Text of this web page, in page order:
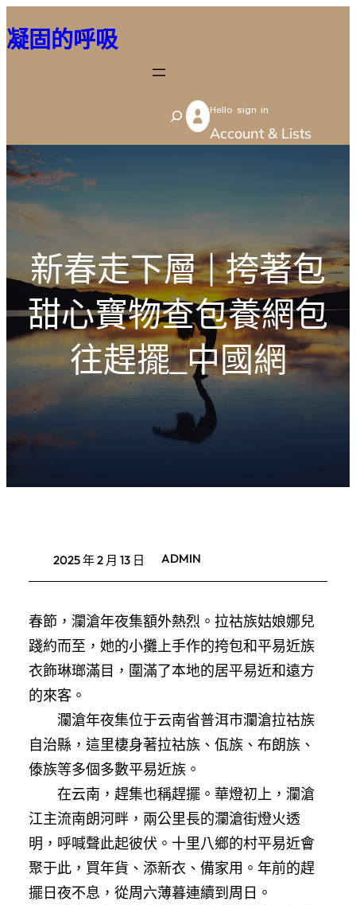
至
容
凝固的呼吸
S
e
Hello sign in
Account & Lists
新春走下層 | 挎著包
甜心寶物查包養網包
往趕擺_中國網
2025 年 2 月 13 日 ADMIN
春節，瀾滄年夜集額外熱烈。拉祜族姑娘娜兒
踐約而至，她的小攤上手作的挎包和平易近族
衣飾琳瑯滿目，圍滿了本地的居平易近和遠方
的來客。
瀾滄年夜集位于云南省普洱市瀾滄拉祜族
自治縣，這里棲身著拉祜族、佤族、布朗族、
傣族等多個多數平易近族。
在云南，趕集也稱趕擺。華燈初上，瀾滄
江主流南朗河畔，兩公里長的瀾滄街燈火透
明，呼喊聲此起彼伏。十里八鄉的村平易近會
聚于此，買年貨、添新衣、備家用。年前的趕
擺日夜不息，從周六薄暮連續到周日。